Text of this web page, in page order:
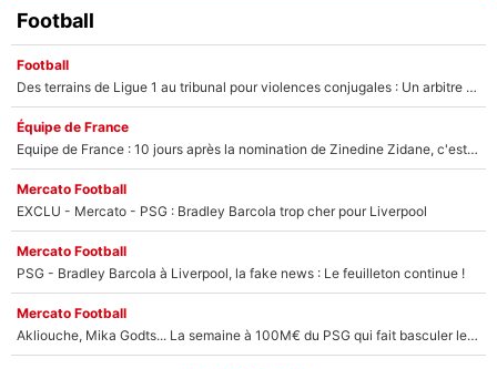
Football
Football
Des terrains de Ligue 1 au tribunal pour violences conjugales : Un arbitre français encourt une peine de 18 mois de prison !
Équipe de France
Equipe de France : 10 jours après la nomination de Zinedine Zidane, c'est au tour de son fils de prendre un nouveau départ !
Mercato Football
EXCLU - Mercato - PSG : Bradley Barcola trop cher pour Liverpool
Mercato Football
PSG - Bradley Barcola à Liverpool, la fake news : Le feuilleton continue !
Mercato Football
Akliouche, Mika Godts... La semaine à 100M€ du PSG qui fait basculer le mercato du PSG !